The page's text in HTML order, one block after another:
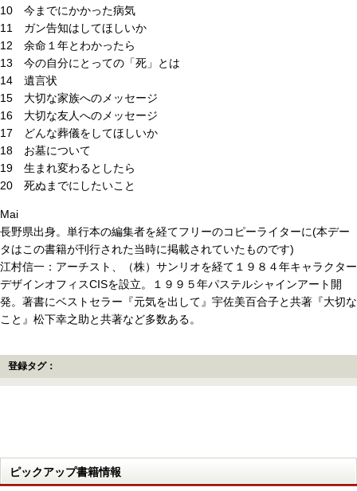
10 今までにかかった病気
11 ガン告知はしてほしいか
12 余命１年とわかったら
13 今の自分にとっての「死」とは
14 遺言状
15 大切な家族へのメッセージ
16 大切な友人へのメッセージ
17 どんな葬儀をしてほしいか
18 お墓について
19 生まれ変わるとしたら
20 死ぬまでにしたいこと
Mai
長野県出身。単行本の編集者を経てフリーのコピーライターに(本デー
タはこの書籍が刊行された当時に掲載されていたものです)
江村信一：アーチスト、（株）サンリオを経て１９８４年キャラクター
デザインオフィスCISを設立。１９９５年パステルシャインアート開
発。著書にベストセラー『元気を出して』宇佐美百合子と共著『大切な
こと』松下幸之助と共著など多数ある。
登録タグ：
ピックアップ書籍情報